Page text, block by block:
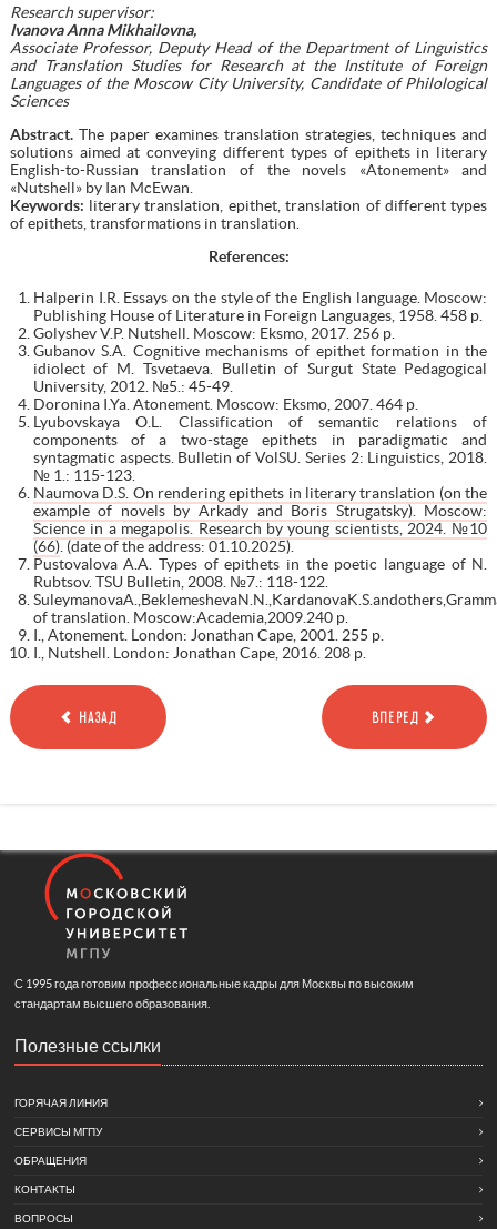
Research supervisor:
Ivanova Anna Mikhailovna,
Associate Professor, Deputy Head of the Department of Linguistics
and Translation Studies for Research at the Institute of Foreign
Languages of the Moscow City University, Candidate of Philological
Sciences
Abstract.The paper examines translation strategies, techniques and
solutions aimed at conveying different types of epithets in literary
English-to-Russian translation of the novels «Atonement» and
«Nutshell» by Ian McEwan.
Keywords: literary translation, epithet, translation of different types
of epithets, transformations in translation.
References:
Halperin I.R. Essays on the style of the English language. Moscow:
Publishing House of Literature in Foreign Languages, 1958. 458 p.
Golyshev V.P. Nutshell. Moscow: Eksmo, 2017. 256 p.
Gubanov S.A. Cognitive mechanisms of epithet formation in the
idiolect of M. Tsvetaeva. Bulletin of Surgut State Pedagogical
University, 2012. №5.: 45-49.
Doronina I.Ya. Atonement. Moscow: Eksmo, 2007. 464 p.
Lyubovskaya O.L. Classification of semantic relations of
components of a two-stage epithets in paradigmatic and
syntagmatic aspects. Bulletin of VolSU. Series 2: Linguistics, 2018.
№ 1.: 115-123.
Naumova D.S. On rendering epithets in literary translation (on the
example of novels by Arkady and Boris Strugatsky). Moscow:
Science in a megapolis. Research by young scientists, 2024. №10
(66). (date of the address: 01.10.2025).
Pustovalova A.A. Types of epithets in the poetic language of N.
Rubtsov. TSU Bulletin, 2008. №7.: 118-122.
of translation. Moscow:Academia,2009.240 p.
I., Atonement. London: Jonathan Cape, 2001. 255 p.
I., Nutshell. London: Jonathan Cape, 2016. 208 p.
НАЗАД ВПЕРЕД
С 1995 года готовим профессиональные кадры для Москвы по высоким
стандартам высшего образования.
Полезные ссылки
ГОРЯЧАЯ ЛИНИЯ
СЕРВИСЫ МГПУ
ОБРАЩЕНИЯ
КОНТАКТЫ
ВОПРОСЫ